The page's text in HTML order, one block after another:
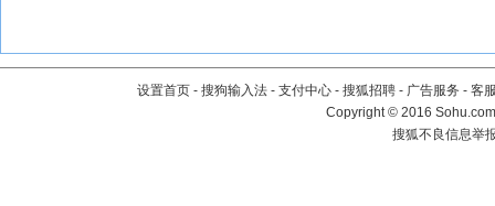
设置首页 - 搜狗输入法 - 支付中心 - 搜狐招聘 - 广告服务 - 客
Copyright©2016
搜狐不良信息举